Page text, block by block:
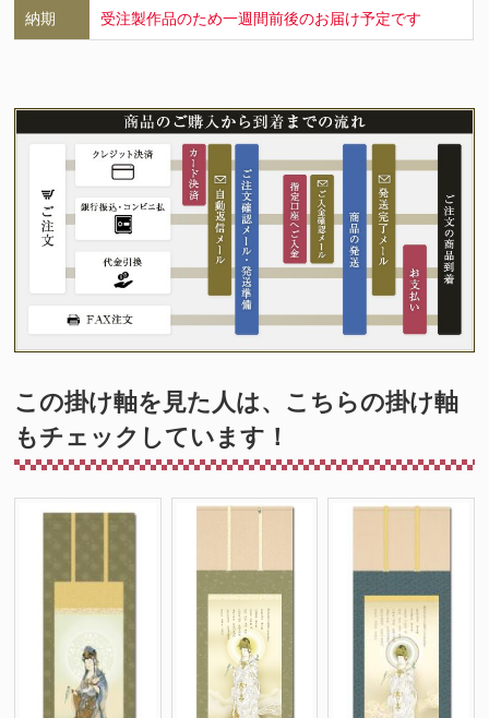
納期 受注製作品のため一週間前後のお届け予定です
この掛け軸を見た人は、こちらの掛け軸
もチェックしています！